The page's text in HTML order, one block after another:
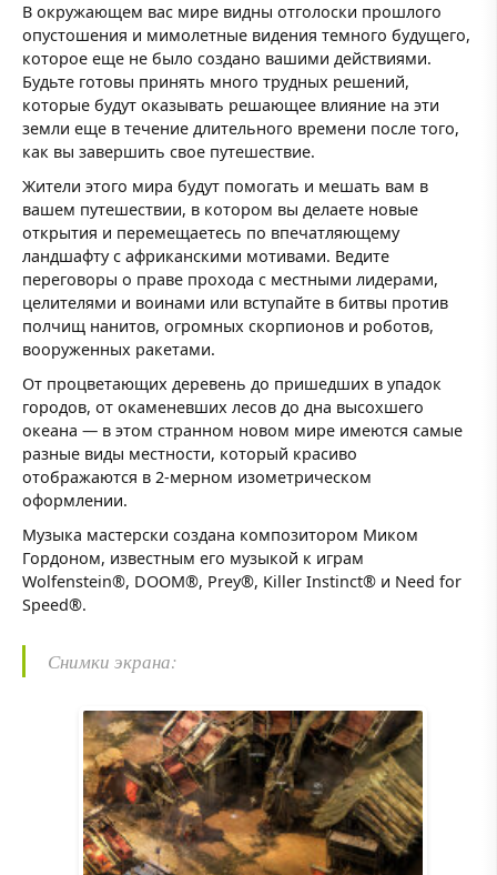
В окружающем вас мире видны отголоски прошлого
опустошения и мимолетные видения темного будущего,
которое еще не было создано вашими действиями.
Будьте готовы принять много трудных решений,
которые будут оказывать решающее влияние на эти
земли еще в течение длительного времени после того,
как вы завершить свое путешествие.
Жители этого мира будут помогать и мешать вам в
вашем путешествии, в котором вы делаете новые
открытия и перемещаетесь по впечатляющему
ландшафту с африканскими мотивами. Ведите
переговоры о праве прохода с местными лидерами,
целителями и воинами или вступайте в битвы против
полчищ нанитов, огромных скорпионов и роботов,
вооруженных ракетами.
От процветающих деревень до пришедших в упадок
городов, от окаменевших лесов до дна высохшего
океана — в этом странном новом мире имеются самые
разные виды местности, который красиво
отображаются в 2-мерном изометрическом
оформлении.
Музыка мастерски создана композитором Миком
Гордоном, известным его музыкой к играм
Wolfenstein®, DOOM®, Prey®, Killer Instinct® и Need for
Speed®.
Снимки экрана: